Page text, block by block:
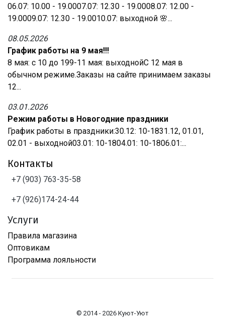
06.07: 10.00 - 19.0007.07: 12.30 - 19.0008.07: 12.00 -
19.0009.07: 12.30 - 19.0010.07: выходной 🌸...
08.05.2026
График работы на 9 мая!!!
8 мая: с 10 до 199-11 мая: выходнойС 12 мая в
обычном режиме.Заказы на сайте принимаем заказы
12...
03.01.2026
Режим работы в Новогодние праздники
График работы в праздники:30.12: 10-1831.12, 01.01,
02.01 - выходной03.01: 10-1804.01: 10-1806.01:...
Контакты
+7 (903) 763-35-58
+7 (926)174-24-44
Услуги
Правила магазина
Оптовикам
Программа лояльности
© 2014 - 2026 Куют-Уют